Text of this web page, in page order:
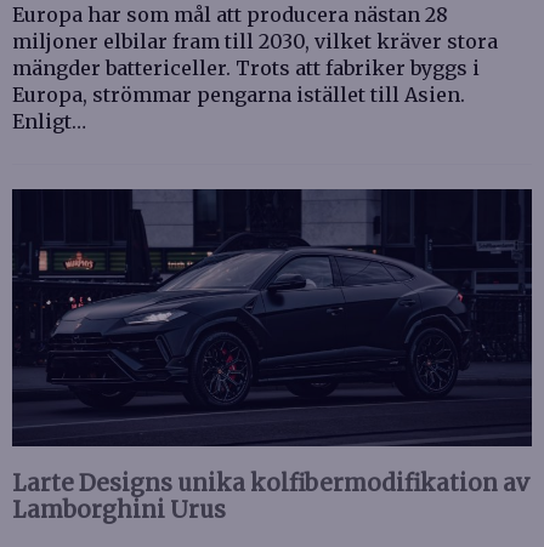
Europa har som mål att producera nästan 28
miljoner elbilar fram till 2030, vilket kräver stora
mängder battericeller. Trots att fabriker byggs i
Europa, strömmar pengarna istället till Asien.
Enligt…
Larte Designs unika kolfibermodifikation av
Lamborghini Urus